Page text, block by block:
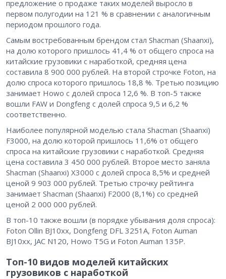
предложение о продаже таких моделей выросло в
первом полугодии на 121 % в сравнении с аналогичным
периодом прошлого года.
Самым востребованным брендом стал Shacman (Shaanxi),
на долю которого пришлось 41,4 % от общего спроса на
китайские грузовики с наработкой, средняя цена
составила 8 900 000 рублей. На второй строчке Foton, на
долю спроса которого пришлось 18,8 %. Третью позицию
занимает Howo с долей спроса 12,6 %. В топ-5 также
вошли FAW и Dongfeng с долей спроса 9,5 и 6,2 %
соответственно.
Наиболее популярной моделью стала Shacman (Shaanxi)
F3000, на долю которой пришлось 11,6% от общего
спроса на китайские грузовики с наработкой. Средняя
цена составила 3 450 000 рублей. Второе место заняла
Shacman (Shaanxi) Х3000 с долей спроса 8,5% и средней
ценой 9 903 000 рублей. Третью строчку рейтинга
занимает Shacman (Shaanxi) F2000 (8,1%) со средней
ценой 2 000 000 рублей.
В топ-10 также вошли (в порядке убывания доля спроса):
Foton Ollin BJ10xx, Dongfeng DFL 3251A, Foton Auman
BJ10xx, JAC N120, Howo T5G и Foton Auman 135P.
Топ-10 видов моделей китайских
грузовиков с наработкой